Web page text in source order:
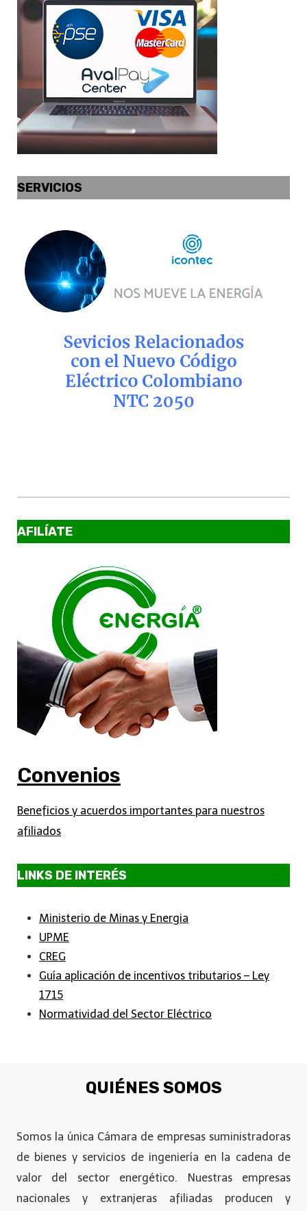
SERVICIOS
AFILÍATE
Convenios
Beneficios y acuerdos importantes para nuestros
afiliados
LINKS DE INTERÉS
Ministerio de Minas y Energia
UPME
CREG
Guía aplicación de incentivos tributarios – Ley
1715
Normatividad del Sector Eléctrico
QUIÉNES SOMOS
Somos la única Cámara de empresas suministradoras
de bienes y servicios de ingeniería en la cadena de
valor del sector energético. Nuestras empresas
nacionales y extranjeras afiliadas producen y